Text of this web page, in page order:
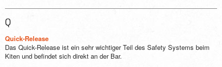
Q
Quick-Release
Das Quick-Release ist ein sehr wichtiger Teil des Safety Systems beim
Kiten und befindet sich direkt an der Bar.